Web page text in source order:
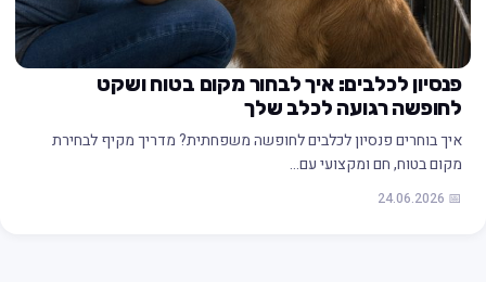
פנסיון לכלבים: איך לבחור מקום בטוח ושקט
לחופשה רגועה לכלב שלך
איך בוחרים פנסיון לכלבים לחופשה משפחתית? מדריך מקיף לבחירת
מקום בטוח, חם ומקצועי עם…
📅 24.06.2026